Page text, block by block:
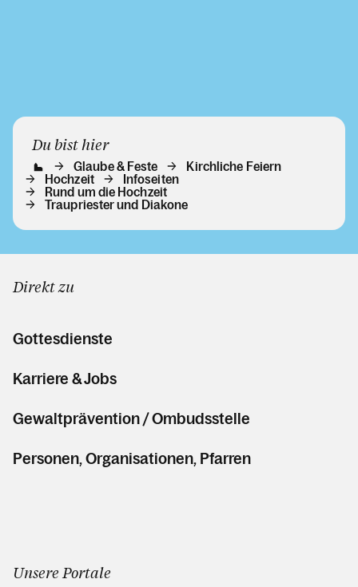
Du bist hier
Glaube & Feste
Kirchliche Feiern
Hochzeit
Infoseiten
Rund um die Hochzeit
Traupriester und Diakone
Direkt zu
Gottesdienste
Karriere & Jobs
Gewaltprävention / Ombudsstelle
Personen, Organisationen, Pfarren
Unsere Portale